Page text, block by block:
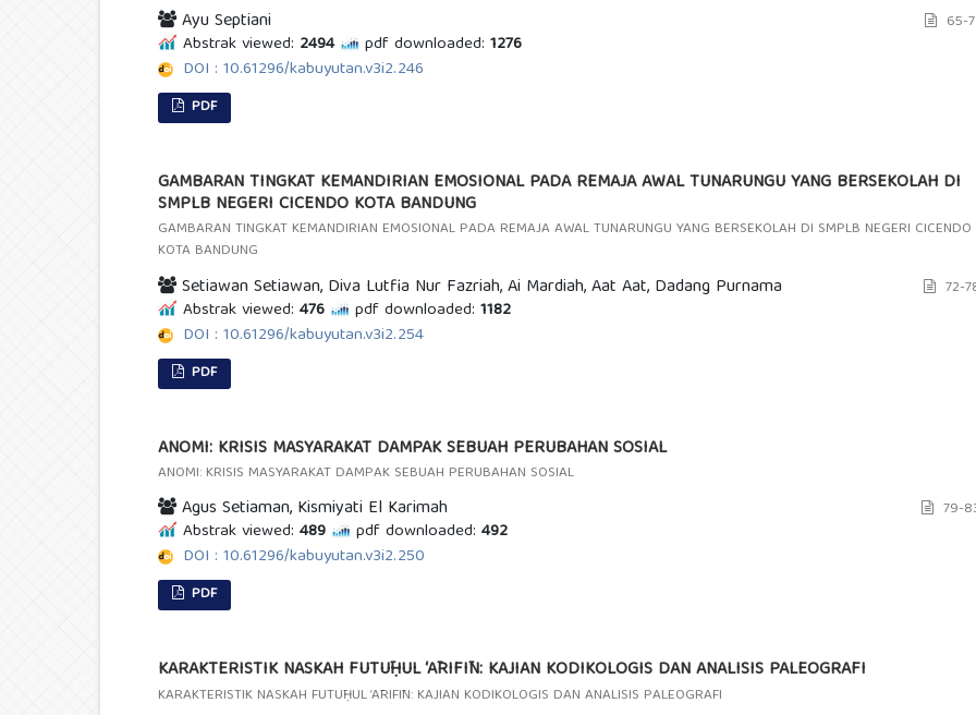
Ayu Septiani 65-
Abstrak viewed: 2494 pdf downloaded: 1276
DOI : 10.61296/kabuyutan.v3i2.246
PDF
GAMBARAN TINGKAT KEMANDIRIAN EMOSIONAL PADA REMAJA AWAL TUNARUNGU YANG BERSEKOLAH DI
SMPLB NEGERI CICENDO KOTA BANDUNG
GAMBARAN TINGKAT KEMANDIRIAN EMOSIONAL PADA REMAJA AWAL TUNARUNGU YANG BERSEKOLAH DI SMPLB NEGERI CICENDO
KOTA BANDUNG
Setiawan Setiawan, Diva Lutfia Nur Fazriah, Ai Mardiah, Aat Aat, Dadang Purnama 72-
Abstrak viewed: 476 pdf downloaded: 1182
DOI : 10.61296/kabuyutan.v3i2.254
PDF
ANOMI: KRISIS MASYARAKAT DAMPAK SEBUAH PERUBAHAN SOSIAL
ANOMI: KRISIS MASYARAKAT DAMPAK SEBUAH PERUBAHAN SOSIAL
Agus Setiaman, Kismiyati El Karimah 79-
Abstrak viewed: 489 pdf downloaded: 492
DOI : 10.61296/kabuyutan.v3i2.250
PDF
KARAKTERISTIK NASKAH FUTŪḤUL ‘ĀRIFĪN: KAJIAN KODIKOLOGIS DAN ANALISIS PALEOGRAFI
KARAKTERISTIK NASKAH FUTŪḤUL ‘ĀRIFĪN: KAJIAN KODIKOLOGIS DAN ANALISIS PALEOGRAFI